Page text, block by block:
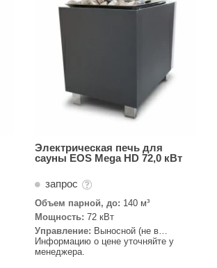
Электрическая печь для
сауны EOS Mega HD 72,0 кВт
запрос
Объем парной, до: 140 м³
Мощность: 72 кВт
Управление: Выносной (не в
комплекте)
Информацию о цене уточняйте у
менеджера.